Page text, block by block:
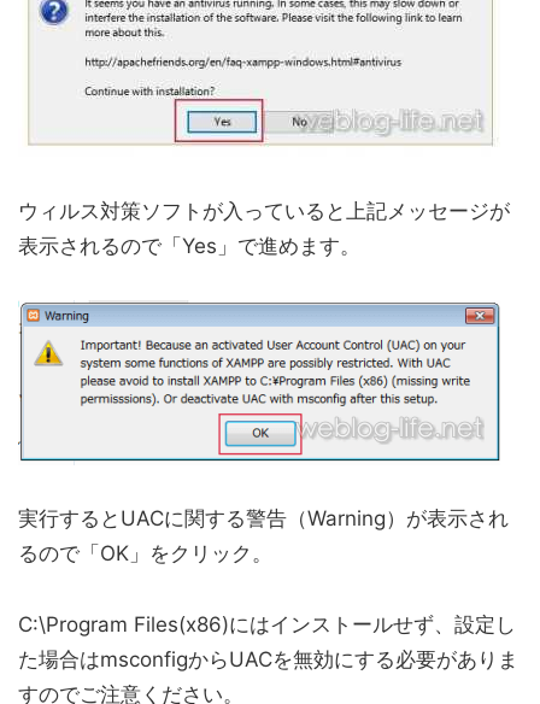
ウィルス対策ソフトが入っていると上記メッセージが
表示されるので「Yes」で進めます。
実行するとUACに関する警告（Warning）が表示され
るので「OK」をクリック。
C:\Program Files(x86)にはインストールせず、設定し
た場合はmsconfigからUACを無効にする必要がありま
すのでご注意ください。